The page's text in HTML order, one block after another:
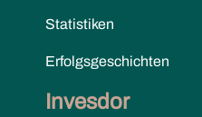
Statistiken
Erfolgsgeschichten
Invesdor